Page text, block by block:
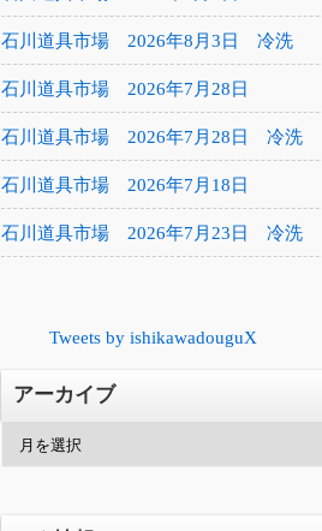
石川道具市場 2026年8月3日 冷洗
石川道具市場 2026年7月28日
石川道具市場 2026年7月28日 冷洗
石川道具市場 2026年7月18日
石川道具市場 2026年7月23日 冷洗
Tweets by ishikawadouguX
アーカイブ
イ